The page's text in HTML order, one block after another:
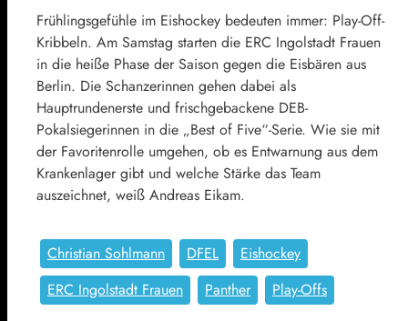
Frühlingsgefühle im Eishockey bedeuten immer: Play-Off-
Kribbeln. Am Samstag starten die ERC Ingolstadt Frauen
in die heiße Phase der Saison gegen die Eisbären aus
Berlin. Die Schanzerinnen gehen dabei als
Hauptrundenerste und frischgebackene DEB-
Pokalsiegerinnen in die „Best of Five“-Serie. Wie sie mit
der Favoritenrolle umgehen, ob es Entwarnung aus dem
Krankenlager gibt und welche Stärke das Team
auszeichnet, weiß Andreas Eikam.
Christian Sohlmann DFEL
Eishockey
ERC Ingolstadt Frauen
Panther Play-Offs